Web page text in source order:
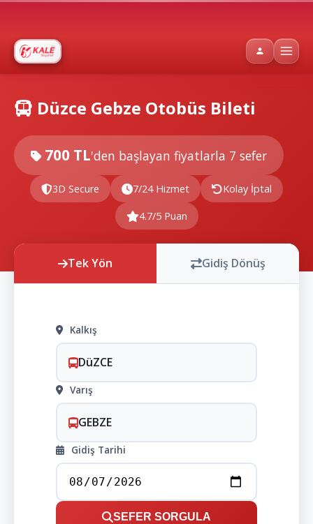
Düzce Gebze Otobüs Bileti
700 TL'den başlayan fiyatlarla 7 sefer
3D Secure 7/24 Hizmet Kolay İptal
4.7/5 Puan
Tek Yön Gidiş Dönüş
Kalkış
DüZCE
Varış
GEBZE
Gidiş Tarihi
SEFER SORGULA